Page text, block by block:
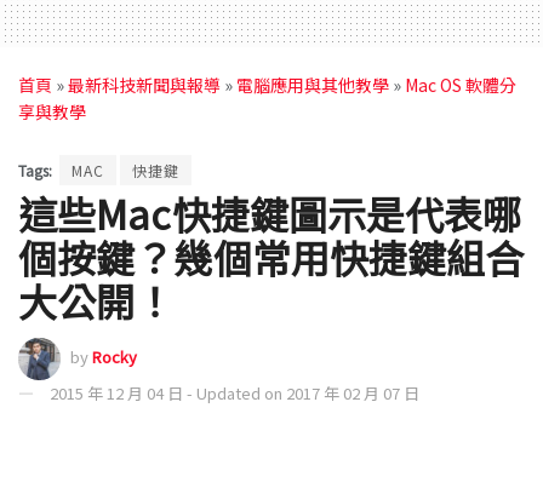
首頁 »最新科技新聞與報導 » 電腦應用與其他教學 » Mac OS 軟體分
享與教學
Tags: MAC 快捷鍵
這些Mac快捷鍵圖示是代表哪
個按鍵？幾個常用快捷鍵組合
大公開！
byRocky
2015 年 12 月 04 日 - Updated on 2017 年 02 月 07 日